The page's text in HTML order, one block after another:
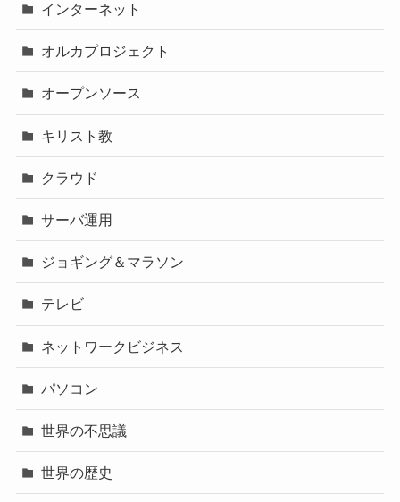
インターネット
オルカプロジェクト
オープンソース
キリスト教
クラウド
サーバ運用
ジョギング＆マラソン
テレビ
ネットワークビジネス
パソコン
世界の不思議
世界の歴史